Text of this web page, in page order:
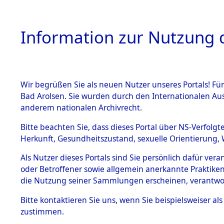
HOME
BESTÄNDE
Inhaftierungsdoku
mente
5. Verschiedenes
Todesmärsche
5.3.1 Alliierte
Information zur Nutzung
Wir begrüßen Sie als neuen Nutzer unseres Portals!
Bad Arolsen. Sie wurden durch den Internationalen
anderem nationalen Archivrecht.
Bitte beachten Sie, dass dieses Portal über NS-
Herkunft, Gesundheitszustand, sexuelle
Als Nutzer dieses Portals sind Sie persönlich dafür
oder Betroffener sowie allgemein anerkannte
die Nutzung seiner Sammlungen erscheinen,
Bitte kontaktieren Sie uns, wenn Sie beispielsweiser
zustimmen.